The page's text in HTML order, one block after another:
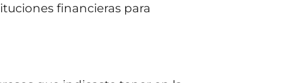
financieras para